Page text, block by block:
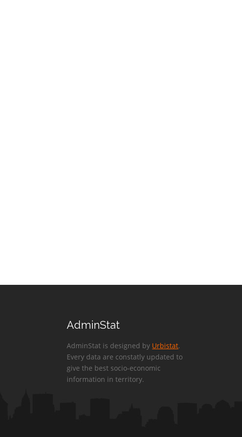
AdminStat
AdminStat is designed by Urbistat.
Every data are constatly updated to
give the best socio-economic
information in territory.